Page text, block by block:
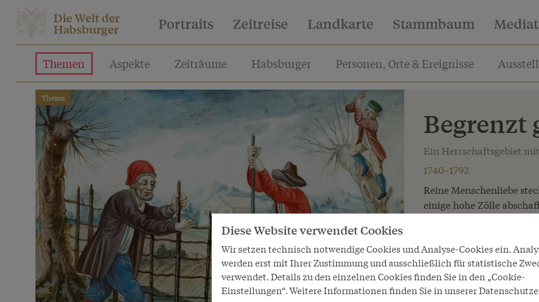
Die Welt der
Habsburger Portraits Zeitreise Landkarte Stammbaum
Themen Aspekte Zeiträume Habsburger Personen, Orte & Ereignisse
Thema
Begrenzt
Ein Herrschaftsgebiet
1740–1792
Reine Menschenliebe
einige hohe Zölle
Die zahlreichen Zölle
einzelnen Länder der
waren für die
erschwerten und
ein Grund für die
Diese Website verwendet Cookies
Wir setzen technisch notwendige Cookies und Analyse-Cookies ein.
werden erst mit Ihrer Zustimmung und ausschließlich für statistische
verwendet. Details zu den einzelnen Cookies finden Sie in den „Cookie-
Einstellungen“. Weitere Informationen finden Sie in unserer